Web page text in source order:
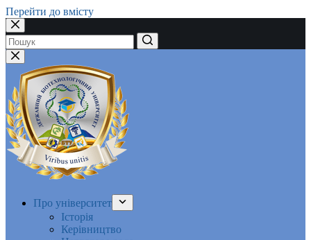
Перейти до вмісту
Немає
результатів
Про університет
Історія
Керівництво